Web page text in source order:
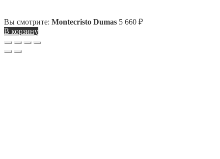
Вы смотрите: Montecristo Dumas 5 660 ₽
В корзину